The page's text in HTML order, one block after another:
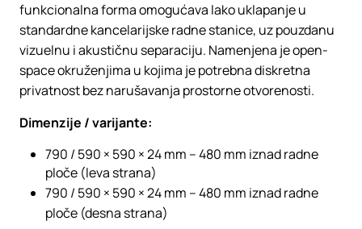
funkcionalna forma omogućava lako uklapanje u
standardne kancelarijske radne stanice, uz pouzdanu
vizuelnu i akustičnu separaciju. Namenjena je open-
space okruženjima u kojima je potrebna diskretna
privatnost bez narušavanja prostorne otvorenosti.
Dimenzije / varijante:
790 / 590 × 590 × 24 mm – 480 mm iznad radne
ploče (leva strana)
790 / 590 × 590 × 24 mm – 480 mm iznad radne
ploče (desna strana)